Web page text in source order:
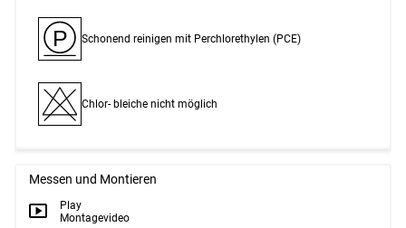
P Schonend reinigen mit Perchlor­ethylen (PCE)
Chlor- bleiche nicht möglich
Messen und Montieren
Play
Montagevideo